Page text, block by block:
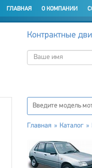
ГЛАВНАЯ О КОМПАНИИ
Контрактные
Главная Каталог